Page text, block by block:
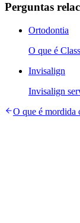
Perguntas
Ortodontia
O que é
Invisalign
Invisalign
O que é mordida